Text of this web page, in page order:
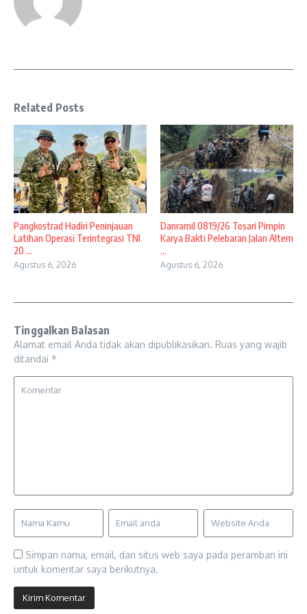
Related Posts
Pangkostrad Hadiri Peninjauan
Latihan Operasi Terintegrasi TNI
20 ...
Agustus 6, 2026
Danramil 0819/26 Tosari Pimpin
Karya Bakti Pelebaran Jalan Altern
...
Agustus 6, 2026
Tinggalkan Balasan
Alamat email Anda tidak akan dipublikasikan. Ruas yang wajib
ditandai *
Simpan nama, email, dan situs web saya pada peramban ini
untuk komentar saya berikutnya.